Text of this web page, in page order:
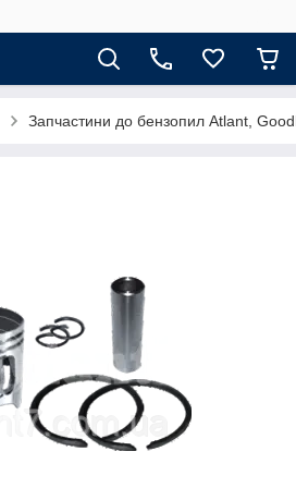
Запчастини до бензопил Atlant,